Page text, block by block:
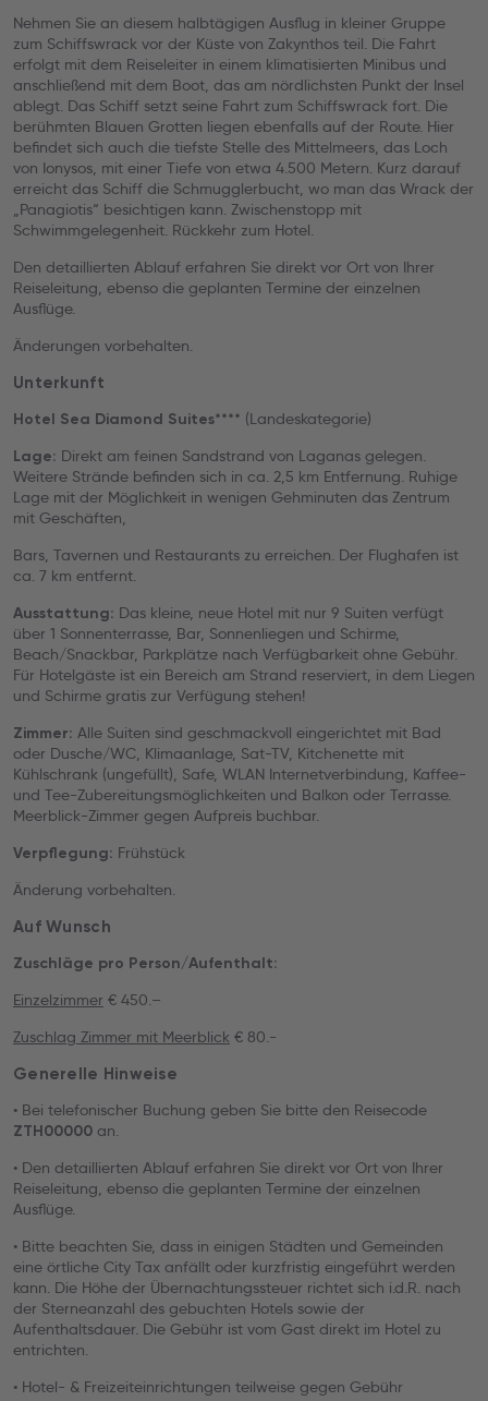
Nehmen Sie an diesem halbtägigen Ausflug in kleiner Gruppe
zum Schiffswrack vor der Küste von Zakynthos teil. Die Fahrt
erfolgt mit dem Reiseleiter in einem klimatisierten Minibus und
anschließend mit dem Boot, das am nördlichsten Punkt der Insel
ablegt. Das Schiff setzt seine Fahrt zum Schiffswrack fort. Die
berühmten Blauen Grotten liegen ebenfalls auf der Route. Hier
befindet sich auch die tiefste Stelle des Mittelmeers, das Loch
von Ionysos, mit einer Tiefe von etwa 4.500 Metern. Kurz darauf
erreicht das Schiff die Schmugglerbucht, wo man das Wrack der
„Panagiotis“ besichtigen kann. Zwischenstopp mit
Schwimmgelegenheit. Rückkehr zum Hotel.
Den detaillierten Ablauf erfahren Sie direkt vor Ort von Ihrer
Reiseleitung, ebenso die geplanten Termine der einzelnen
Ausflüge.
Änderungen vorbehalten.
Unterkunft
Hotel Sea Diamond Suites**** (Landeskategorie)
Lage: Direkt am feinen Sandstrand von Laganas gelegen.
Weitere Strände befinden sich in ca. 2,5 km Entfernung. Ruhige
Lage mit der Möglichkeit in wenigen Gehminuten das Zentrum
mit Geschäften,
Bars, Tavernen und Restaurants zu erreichen. Der Flughafen ist
ca. 7 km entfernt.
Ausstattung: Das kleine, neue Hotel mit nur 9 Suiten verfügt
über 1 Sonnenterrasse, Bar, Sonnenliegen und Schirme,
Beach/Snackbar, Parkplätze nach Verfügbarkeit ohne Gebühr.
Für Hotelgäste ist ein Bereich am Strand reserviert, in dem Liegen
und Schirme gratis zur Verfügung stehen!
Zimmer: Alle Suiten sind geschmackvoll eingerichtet mit Bad
oder Dusche/WC, Klimaanlage, Sat-TV, Kitchenette mit
Kühlschrank (ungefüllt), Safe, WLAN Internetverbindung, Kaffee-
und Tee-Zubereitungsmöglichkeiten und Balkon oder Terrasse.
Meerblick-Zimmer gegen Aufpreis buchbar.
Verpflegung: Frühstück
Änderung vorbehalten.
Auf Wunsch
Zuschläge pro Person/Aufenthalt:
Einzelzimmer € 450.–
Zuschlag Zimmer mit Meerblick € 80.-
Generelle Hinweise
• Bei telefonischer Buchung geben Sie bitte den Reisecode
ZTH00000 an.
• Den detaillierten Ablauf erfahren Sie direkt vor Ort von Ihrer
Reiseleitung, ebenso die geplanten Termine der einzelnen
Ausflüge.
• Bitte beachten Sie, dass in einigen Städten und Gemeinden
eine örtliche City Tax anfällt oder kurzfristig eingeführt werden
kann. Die Höhe der Übernachtungssteuer richtet sich i.d.R. nach
der Sterneanzahl des gebuchten Hotels sowie der
Aufenthaltsdauer. Die Gebühr ist vom Gast direkt im Hotel zu
entrichten.
• Hotel- & Freizeiteinrichtungen teilweise gegen Gebühr